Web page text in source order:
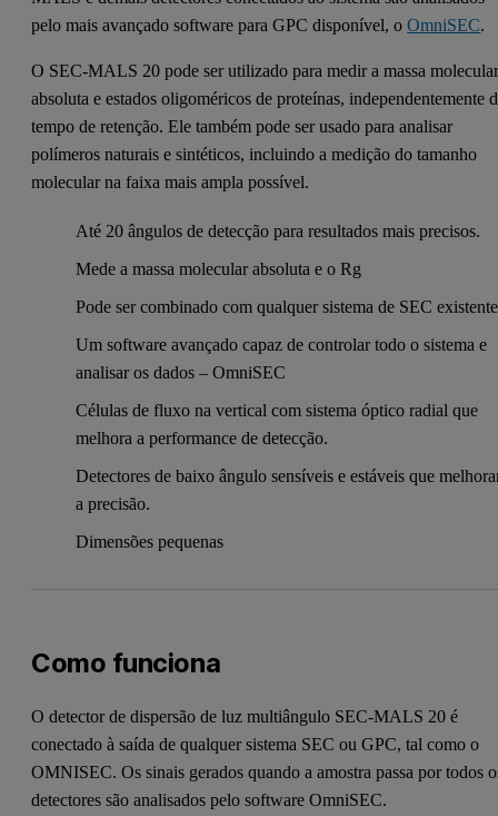
pelo mais avançado software para GPC disponível, oOmniSEC.
O SEC-MALS 20 pode ser utilizado para medir a massa
absoluta e estados oligoméricos de proteínas, independentemente
tempo de retenção. Ele também pode ser usado para analisar
polímeros naturais e sintéticos, incluindo a medição do tamanho
molecular na faixa mais ampla possível.
Até 20 ângulos de detecção para resultados mais precisos.
Mede a massa molecular absoluta e o Rg
Pode ser combinado com qualquer sistema de SEC existente
Um software avançado capaz de controlar todo o sistema e
analisar os dados – OmniSEC
Células de fluxo na vertical com sistema óptico radial que
melhora a performance de detecção.
Detectores de baixo ângulo sensíveis e estáveis que
a precisão.
Dimensões pequenas
Como funciona
O detector de dispersão de luz multiângulo SEC-MALS 20 é
conectado à saída de qualquer sistema SEC ou GPC, tal como o
OMNISEC. Os sinais gerados quando a amostra passa por todos
detectores são analisados pelo software OmniSEC.